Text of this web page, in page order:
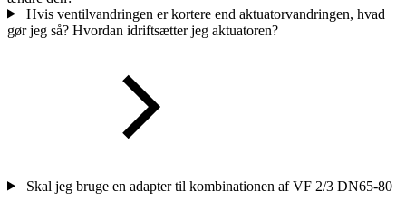
Hvis ventilvandringen er kortere end aktuatorvandringen, hvad
gør jeg så? Hvordan idriftsætter jeg aktuatoren?
Skal jeg bruge en adapter til kombinationen af VF 2/3 DN65-80